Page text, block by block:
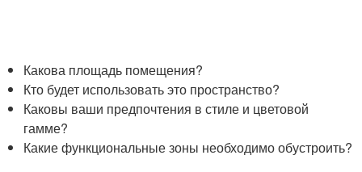
Какова площадь помещения?
Кто будет использовать это пространство?
Каковы ваши предпочтения в стиле и цветовой
гамме?
Какие функциональные зоны необходимо обустроить?